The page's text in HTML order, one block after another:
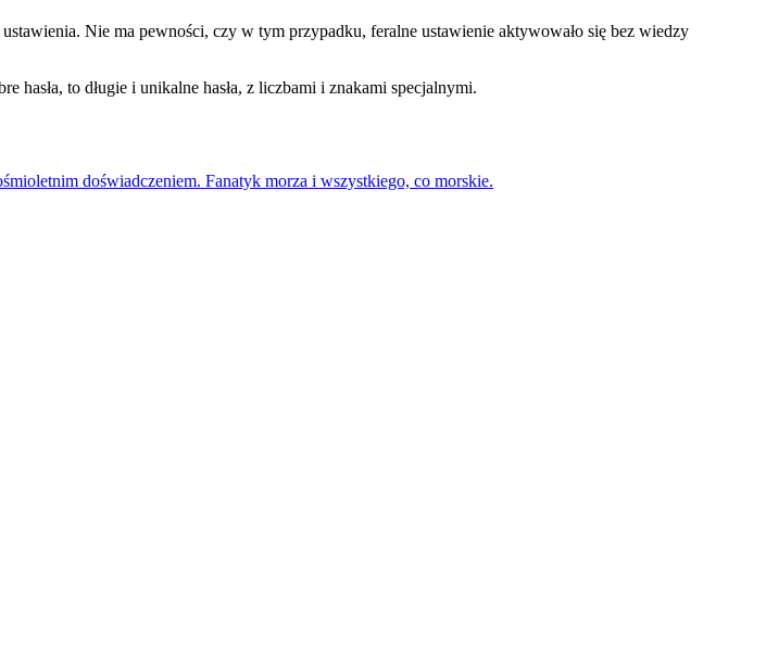
Nie ma pewności, czy w tym przypadku, feralne ustawienie aktywowało się bez wiedzy
hasła, to długie i unikalne hasła, z liczbami i znakami specjalnymi.
doświadczeniem. Fanatyk morza i wszystkiego, co morskie.